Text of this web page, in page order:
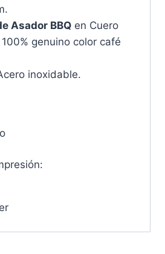
Asador BBQen Cuero
genuino color café
inoxidable.